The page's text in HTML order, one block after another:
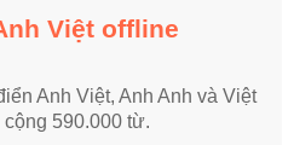
Việt offline
Anh Việt, Anh Anh và Việt
590.000 từ.